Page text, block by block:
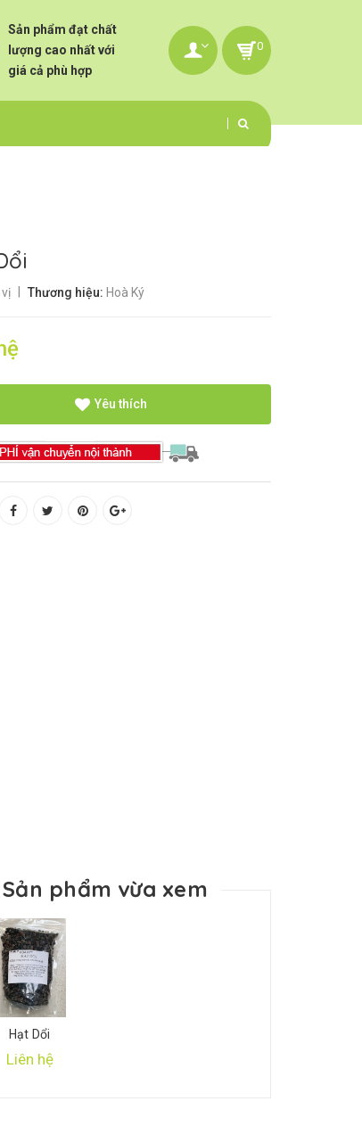
0
Sản phẩm đạt chất
lượng cao nhất với
giá cả phù hợp
vị Thương hiệu: Hoà Ký
Yêu thích
Sản phẩm vừa xem
Hạt Dổi
Liên hệ